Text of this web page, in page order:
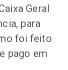
Geral
para
foi feito
pago em